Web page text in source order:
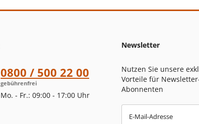
0800 / 500 22 00
gebührenfrei
Mo. - Fr.: 09:00 - 17:00 Uhr
Newsletter
Nutzen Sie unsere
Vorteile für
Abonnenten
E-Mail-Adresse